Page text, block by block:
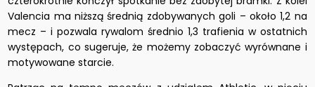
Valencia ma niższą średnią zdobywanych goli – około 1,2 na
mecz – i pozwala rywalom średnio 1,3 trafienia w ostatnich
występach, co sugeruje, że możemy zobaczyć wyrównane i
motywowane starcie.